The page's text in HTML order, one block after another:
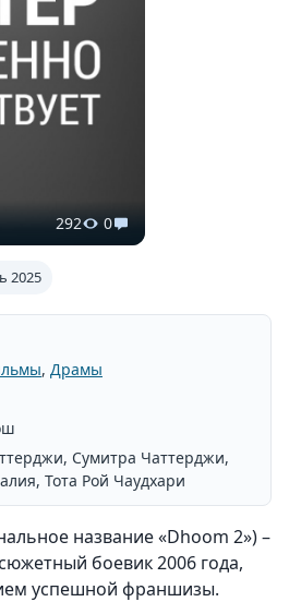
292 0
2025
, Драмы
Сумитра Чаттерджи,
Тота Рой Чаудхари
название «Dhoom 2») –
боевик 2006 года,
успешной франшизы.